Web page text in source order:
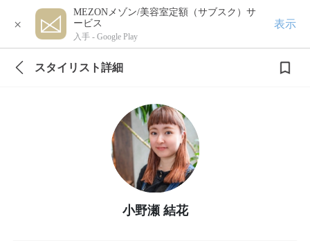
×
MEZONメゾン/美容室定額（サブスク）サ
ービス
入手 - Google Play
表示
スタイリスト詳細
小野瀬 結花